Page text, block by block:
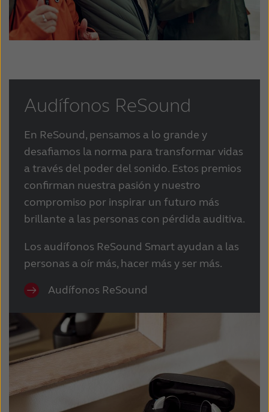
Audífonos ReSound
En ReSound, pensamos a lo grande y
desafiamos la norma para transformar vidas
a través del poder del sonido. Estos premios
confirman nuestra pasión y nuestro
compromiso por inspirar un futuro más
brillante a las personas con pérdida auditiva.
Los audífonos ReSound Smart ayudan a las
personas a oír más, hacer más y ser más.
Audífonos ReSound